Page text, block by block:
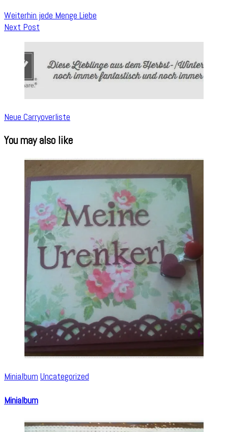
Weiterhin jede Menge Liebe
Next Post
Neue Carryoverliste
You may also like
Minialbum Uncategorized
Minialbum